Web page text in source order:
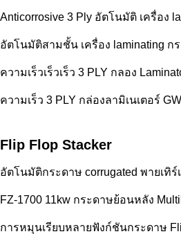
Anticorrosive 3 Ply อัตโนมัติ เครื่อง
อัตโนมัติสามชั้น เครื่อง laminating ก
ความเร็วเร็วเร็ว 3 PLY กลอง
ความเร็ว 3 PLY กล่องลามิเนเตอร์
Flip Flop Stacker
อัตโนมัติกระดาษ corrugated พายเทิร์
FZ-1700 11kw กระดาษย้อนหลัง
การหมุนเรียบหลายฟังก์ชันกระดาษ